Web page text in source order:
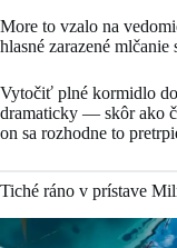
More to vzalo na
hlasné zarazené
Vytočiť plné kormidlo
dramaticky — skôr ako
on sa rozhodne to
Tiché ráno v prístave